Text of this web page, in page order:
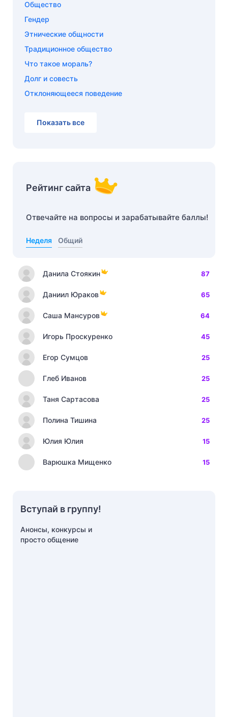
Общество
Гендер
Этнические общности
Традиционное общество
Что такое мораль?
Долг и совесть
Отклоняющееся поведение
Показать все
Рейтинг сайта
Отвечайте на вопросы и зарабатывайте баллы!
Неделя Общий
Данила Стоякин 87
Даниил Юраков 65
Саша Мансуров 64
Игорь Проскуренко 45
Егор Сумцов 25
Глеб Иванов 25
Таня Сартасова 25
Полина Тишина 25
Юлия Юлия 15
Варюшка Мищенко 15
Вступай в группу!
Анонсы, конкурсы и
просто общение